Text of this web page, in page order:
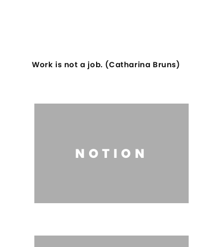
Work is not a job. (Catharina Bruns)
NOTION